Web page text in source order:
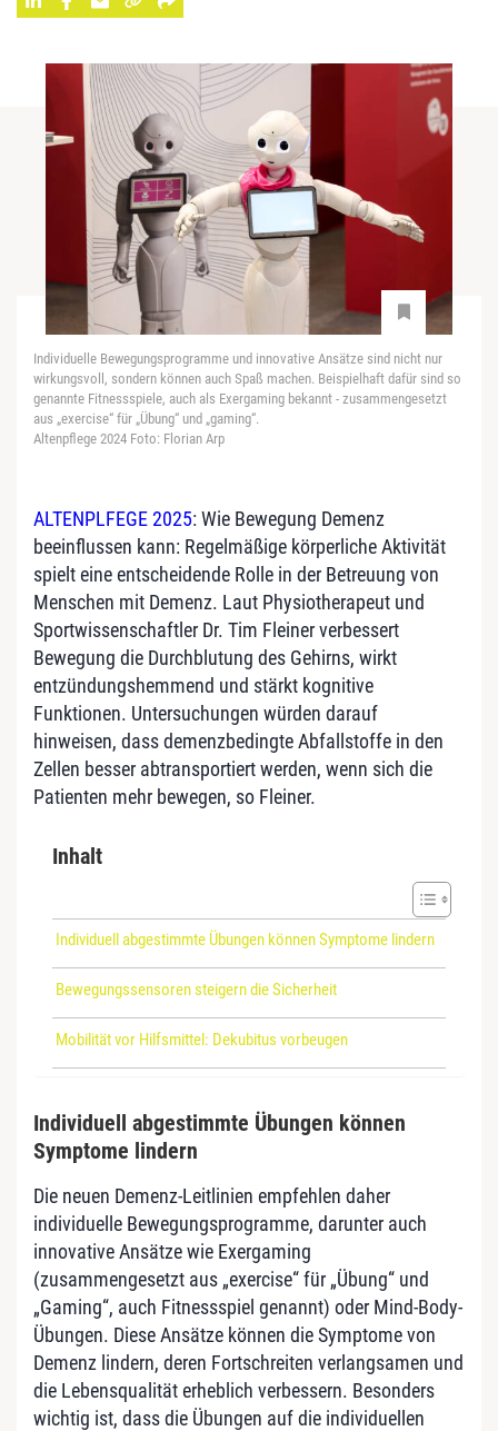
Individuelle Bewegungsprogramme und innovative Ansätze sind nicht nur
wirkungsvoll, sondern können auch Spaß machen. Beispielhaft dafür sind so
genannte Fitnessspiele, auch als Exergaming bekannt - zusammengesetzt
aus „exercise“ für „Übung“ und „gaming“.
Altenpflege 2024 Foto: Florian Arp
ALTENPLFEGE 2025: Wie Bewegung Demenz
beeinflussen kann: Regelmäßige körperliche Aktivität
spielt eine entscheidende Rolle in der Betreuung von
Menschen mit Demenz. Laut Physiotherapeut und
Sportwissenschaftler Dr. Tim Fleiner verbessert
Bewegung die Durchblutung des Gehirns, wirkt
entzündungshemmend und stärkt kognitive
Funktionen. Untersuchungen würden darauf
hinweisen, dass demenzbedingte Abfallstoffe in den
Zellen besser abtransportiert werden, wenn sich die
Patienten mehr bewegen, so Fleiner.
Inhalt
Individuell abgestimmte Übungen können Symptome lindern
Bewegungssensoren steigern die Sicherheit
Mobilität vor Hilfsmittel: Dekubitus vorbeugen
Individuell abgestimmte Übungen können
Symptome lindern
Die neuen Demenz-Leitlinien empfehlen daher
individuelle Bewegungsprogramme, darunter auch
innovative Ansätze wie Exergaming
(zusammengesetzt aus „exercise“ für „Übung“ und
„Gaming“, auch Fitnessspiel genannt) oder Mind-Body-
Übungen. Diese Ansätze können die Symptome von
Demenz lindern, deren Fortschreiten verlangsamen und
die Lebensqualität erheblich verbessern. Besonders
wichtig ist, dass die Übungen auf die individuellen